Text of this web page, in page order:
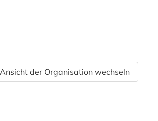
der Organisation wechseln